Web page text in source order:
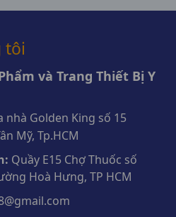
tôi
và Trang Thiết Bị Y
nhà Golden King số 15
Mỹ, Tp.HCM
Quầy E15 Chợ Thuốc số
Hoà Hưng, TP HCM